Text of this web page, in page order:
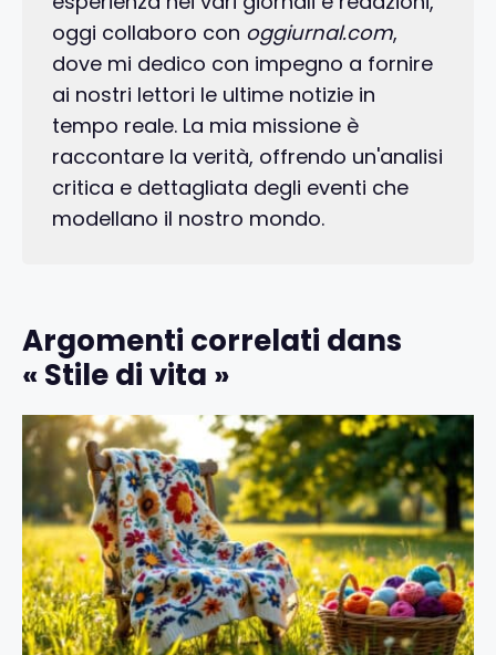
oggi collaboro con oggiurnal.com,
dove mi dedico con impegno a fornire
ai nostri lettori le ultime notizie in
tempo reale. La mia missione è
raccontare la verità, offrendo un'analisi
critica e dettagliata degli eventi che
modellano il nostro mondo.
Argomenti correlati dans
« Stile di vita »